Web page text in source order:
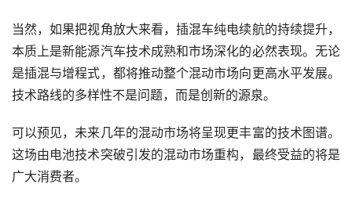
当然，如果把视角放大来看，插混车纯电续航的持续提升，
本质上是新能源汽车技术成熟和市场深化的必然表现。无论
是插混与增程式，都将推动整个混动市场向更高水平发展。
技术路线的多样性不是问题，而是创新的源泉。
可以预见，未来几年的混动市场将呈现更丰富的技术图谱。
这场由电池技术突破引发的混动市场重构，最终受益的将是
广大消费者。